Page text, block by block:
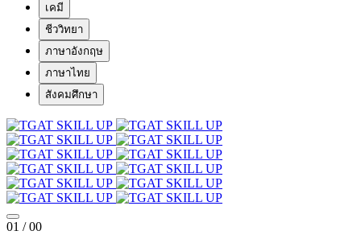
เคมี
ชีววิทยา
ภาษาอังกฤษ
ภาษาไทย
สังคมศึกษา
01 / 00